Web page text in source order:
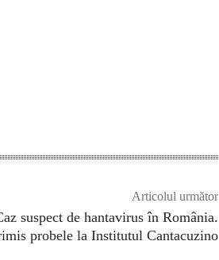
Articolul următor
suspect de hantavirus în România.
probele la Institutul Cantacuzino